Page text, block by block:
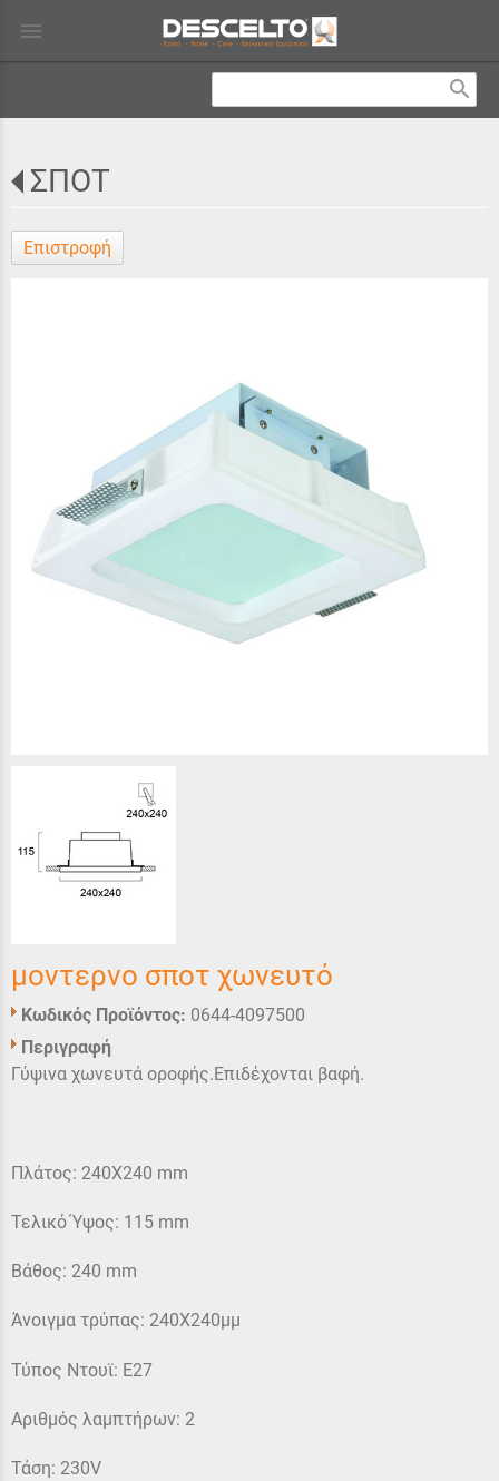
menu
search
ΣΠΟΤ
Επιστροφή
μοντερνο σποτ χωνευτό
Κωδικός Προϊόντος: 0644-4097500
Περιγραφή
Γύψινα χωνευτά οροφής.Επιδέχονται βαφή.
Πλάτος: 240X240 mm
Τελικό Ύψος: 115 mm
Βάθος: 240 mm
Άνοιγμα τρύπας: 240X240μμ
Τύπος Ντουϊ: E27
Αριθμός λαμπτήρων: 2
Τάση: 230V